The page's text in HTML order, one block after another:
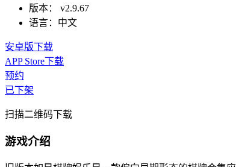
版本：
v2.9.67
语言： 中文
安卓版下载
APP Store下载
预约
已下架
扫描二维码下载
游戏介绍